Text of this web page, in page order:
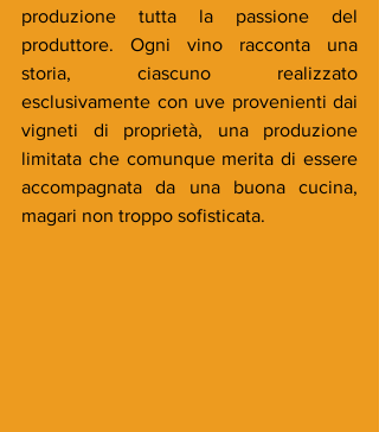
produzione tutta la passione del
produttore. Ogni vino racconta una
storia, ciascuno realizzato
esclusivamente con uve provenienti dai
vigneti di proprietà, una produzione
limitata che comunque merita di essere
accompagnata da una buona cucina,
magari non troppo sofisticata.